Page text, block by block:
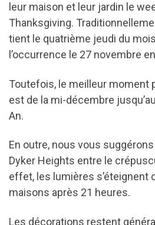
leur maison et leur jardin le
Thanksgiving.
tient le quatrième jeudi du
l’occurrence le 27 novembre
Toutefois, le meilleur moment
est de la mi-décembre
An.
En outre, nous vous
Dyker Heights entre le
effet, les lumières s’éteignent
maisons après 21 heures.
Les décorations restent